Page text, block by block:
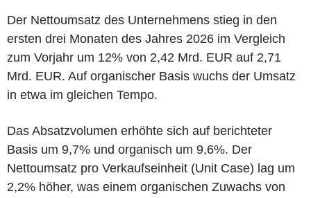
Der Nettoumsatz des Unternehmens stieg in den
ersten drei Monaten des Jahres 2026 im Vergleich
zum Vorjahr um 12% von 2,42 Mrd. EUR auf 2,71
Mrd. EUR. Auf organischer Basis wuchs der Umsatz
in etwa im gleichen Tempo.
Das Absatzvolumen erhöhte sich auf berichteter
Basis um 9,7% und organisch um 9,6%. Der
Nettoumsatz pro Verkaufseinheit (Unit Case) lag um
2,2% höher, was einem organischen Zuwachs von